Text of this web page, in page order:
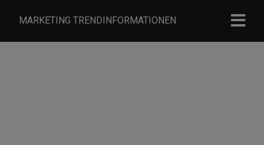
MARKETING TRENDINFORMATIONEN